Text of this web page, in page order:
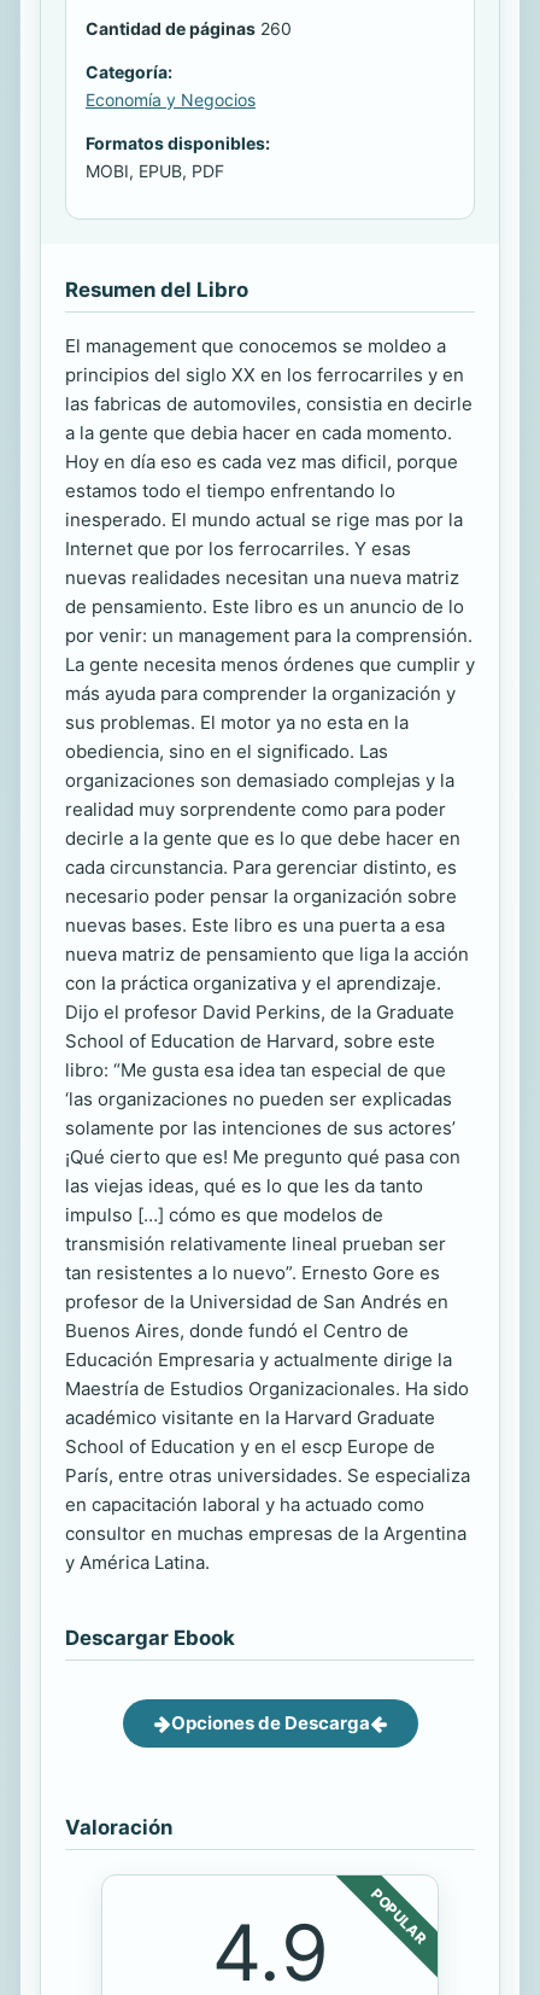
Cantidad de páginas 260
Categoría:
Economía y Negocios
Formatos disponibles:
MOBI, EPUB, PDF
Resumen del Libro
El management que conocemos se moldeo a
principios del siglo XX en los ferrocarriles y en
las fabricas de automoviles, consistia en decirle
a la gente que debia hacer en cada momento.
Hoy en día eso es cada vez mas dificil, porque
estamos todo el tiempo enfrentando lo
inesperado. El mundo actual se rige mas por la
Internet que por los ferrocarriles. Y esas
nuevas realidades necesitan una nueva matriz
de pensamiento. Este libro es un anuncio de lo
por venir: un management para la comprensión.
La gente necesita menos órdenes que cumplir y
más ayuda para comprender la organización y
sus problemas. El motor ya no esta en la
obediencia, sino en el significado. Las
organizaciones son demasiado complejas y la
realidad muy sorprendente como para poder
decirle a la gente que es lo que debe hacer en
cada circunstancia. Para gerenciar distinto, es
necesario poder pensar la organización sobre
nuevas bases. Este libro es una puerta a esa
nueva matriz de pensamiento que liga la acción
con la práctica organizativa y el aprendizaje.
Dijo el profesor David Perkins, de la Graduate
School of Education de Harvard, sobre este
libro: “Me gusta esa idea tan especial de que
‘las organizaciones no pueden ser explicadas
solamente por las intenciones de sus actores’
¡Qué cierto que es! Me pregunto qué pasa con
las viejas ideas, qué es lo que les da tanto
impulso […] cómo es que modelos de
transmisión relativamente lineal prueban ser
tan resistentes a lo nuevo”. Ernesto Gore es
profesor de la Universidad de San Andrés en
Buenos Aires, donde fundó el Centro de
Educación Empresaria y actualmente dirige la
Maestría de Estudios Organizacionales. Ha sido
académico visitante en la Harvard Graduate
School of Education y en el escp Europe de
París, entre otras universidades. Se especializa
en capacitación laboral y ha actuado como
consultor en muchas empresas de la Argentina
y América Latina.
Descargar Ebook
Opciones de Descarga
Valoración
POPULAR
4.9